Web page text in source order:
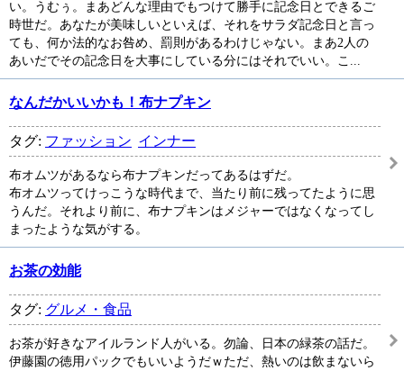
い。うむぅ。まあどんな理由でもつけて勝手に記念日とできるご
時世だ。あなたが美味しいといえば、それをサラダ記念日と言っ
ても、何か法的なお咎め、罰則があるわけじゃない。まあ2人の
あいだでその記念日を大事にしている分にはそれでいい。こ...
なんだかいいかも！布ナプキン
タグ: ファッション インナー
布オムツがあるなら布ナプキンだってあるはずだ。
布オムツってけっこうな時代まで、当たり前に残ってたように思
うんだ。それより前に、布ナプキンはメジャーではなくなってし
まったような気がする。
お茶の効能
タグ: グルメ・食品
お茶が好きなアイルランド人がいる。勿論、日本の緑茶の話だ。
伊藤園の徳用パックでもいいようだｗただ、熱いのは飲まないら